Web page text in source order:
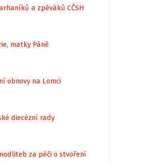
a zpěváků CČSH
matky Páně
obnovy na Lomci
diecézní rady
za péči o stvoření